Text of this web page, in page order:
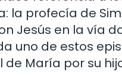
la profecía de
Jesús en la vía
uno de estos
María por su